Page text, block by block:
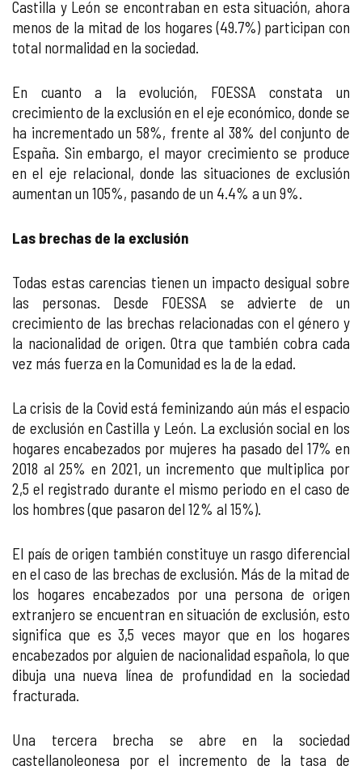
Castilla y León se encontraban en esta situación, ahora
menos de la mitad de los hogares (49.7%) participan con
total normalidad en la sociedad.
En cuanto a la evolución, FOESSA constata un
crecimiento de la exclusión en el eje económico, donde se
ha incrementado un 58%, frente al 38% del conjunto de
España. Sin embargo, el mayor crecimiento se produce
en el eje relacional, donde las situaciones de exclusión
aumentan un 105%, pasando de un 4.4% a un 9%.
Las brechas de la exclusión
Todas estas carencias tienen un impacto desigual sobre
las personas. Desde FOESSA se advierte de un
crecimiento de las brechas relacionadas con el género y
la nacionalidad de origen. Otra que también cobra cada
vez más fuerza en la Comunidad es la de la edad.
La crisis de la Covid está feminizando aún más el espacio
de exclusión en Castilla y León. La exclusión social en los
hogares encabezados por mujeres ha pasado del 17% en
2018 al 25% en 2021, un incremento que multiplica por
2,5 el registrado durante el mismo periodo en el caso de
los hombres (que pasaron del 12% al 15%).
El país de origen también constituye un rasgo diferencial
en el caso de las brechas de exclusión. Más de la mitad de
los hogares encabezados por una persona de origen
extranjero se encuentran en situación de exclusión, esto
significa que es 3,5 veces mayor que en los hogares
encabezados por alguien de nacionalidad española, lo que
dibuja una nueva línea de profundidad en la sociedad
fracturada.
Una tercera brecha se abre en la sociedad
castellanoleonesa por el incremento de la tasa de